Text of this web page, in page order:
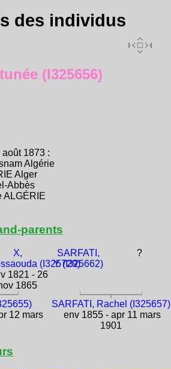
des individus
(I325656)
août 1873 :
Algérie
Alger
Abbès
ALGÉRIE
parents
X,
(I325729)
1821 - 26
1865
SARFATI,
Y (I325662)
?
12 mars
SARFATI, Rachel (I325657)
env 1855 - apr 11 mars
1901